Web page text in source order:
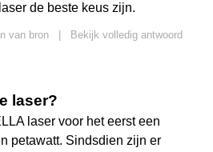
de beste keus zijn.
van bron
Bekijk volledig antwoord
laser?
laser voor het eerst een
petawatt. Sindsdien zijn er